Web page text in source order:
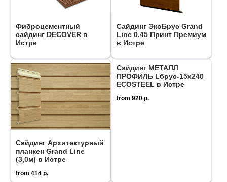
Фиброцементный
сайдинг DECOVER в
Истре
Сайдинг ЭкоБрус Grand
Line 0,45 Принт Премиум
в Истре
Сайдинг Архитектурный
планкен Grand Line
(3,0м) в Истре
from 414 р.
Сайдинг МЕТАЛЛ
ПРОФИЛЬ Lбрус-15х240
ECOSTEEL в Истре
from 920 р.